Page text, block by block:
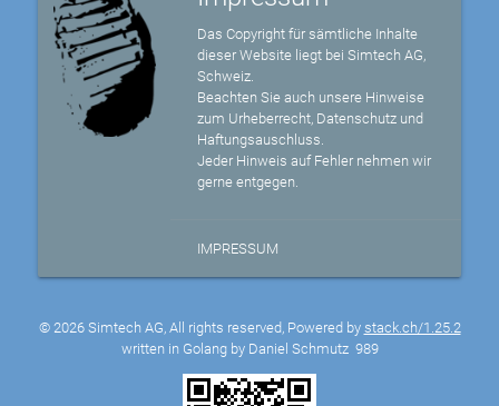
Das Copyright für sämtliche Inhalte
dieser Website liegt bei Simtech AG,
Schweiz.
Beachten Sie auch unsere Hinweise
zum Urheberrecht, Datenschutz und
Haftungsauschluss.
Jeder Hinweis auf Fehler nehmen wir
gerne entgegen.
IMPRESSUM
© 2026 Simtech AG, All rights reserved, Powered by stack.ch/1.25.2
written in Golang by Daniel Schmutz 989